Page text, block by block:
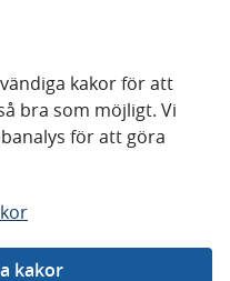
kakor för att
bra som möjligt. Vi
för att göra